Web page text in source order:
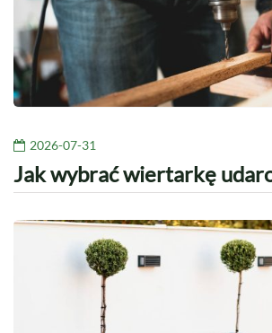
2026-07-31
Jak wybrać wiertarkę